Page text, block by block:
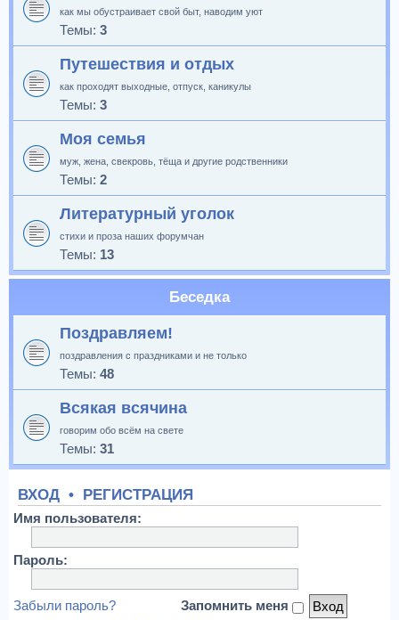
как мы обустраивает свой быт, наводим уют
Темы: 3
Путешествия и отдых
как проходят выходные, отпуск, каникулы
Темы: 3
Моя семья
муж, жена, свекровь, тёща и другие родственники
Темы: 2
Литературный уголок
стихи и проза наших форумчан
Темы: 13
Беседка
Поздравляем!
поздравления с праздниками и не только
Темы: 48
Всякая всячина
говорим обо всём на свете
Темы: 31
ВХОД • РЕГИСТРАЦИЯ
Имя пользователя:
Пароль:
Забыли пароль? Запомнить меня